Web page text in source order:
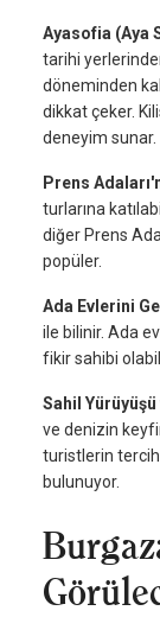
Ayasofia (Aya
tarihi
döneminden
dikkat çeker.
deneyim sunar.
Prens
turlarına
diğer Prens
popüler.
Ada Evlerini
ile bilinir. Ada
fikir sahibi
Sahil
ve denizin
turistlerin tercih
bulunuyor.